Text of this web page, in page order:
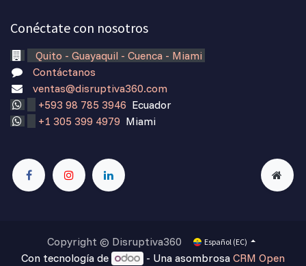
Conéctate con nosotros
Quito - Guayaquil - Cuenca - Miami
Contáctanos
ventas@disruptiva360.com
+593 98 785 3946 Ecuador
+1 305 399 4979 Miami
Copyright © Disruptiva360 Español (EC)
Con tecnología de - Una asombrosa CRM Open